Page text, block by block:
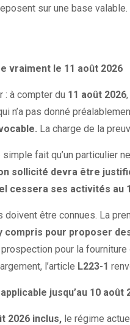
sur une base
vraiment le 11 août 2026
: à compter du 11 août 2026
n’a pas donné
La charge de la
fait qu’un particulier
sollicité devra être
cessera ses activités au
doivent être connues. La
compris pour proposer
pour la fourniture
l’article L223-1
jusqu’au 10 août
2026 inclus, le régime